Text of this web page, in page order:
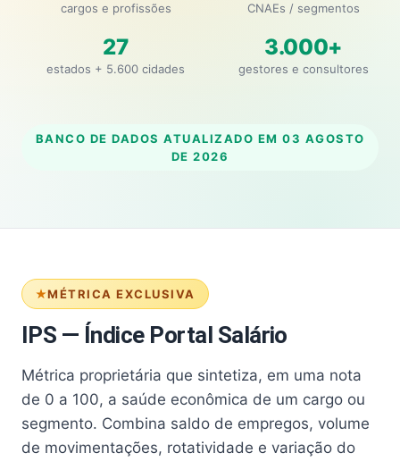
cargos e profissões CNAEs / segmentos
27
estados + 5.600 cidades
3.000+
gestores e consultores
BANCO DE DADOS ATUALIZADO EM 03 AGOSTO
DE 2026
MÉTRICA EXCLUSIVA
IPS — Índice Portal Salário
Métrica proprietária que sintetiza, em uma nota
de 0 a 100, a saúde econômica de um cargo ou
segmento. Combina saldo de empregos, volume
de movimentações, rotatividade e variação do